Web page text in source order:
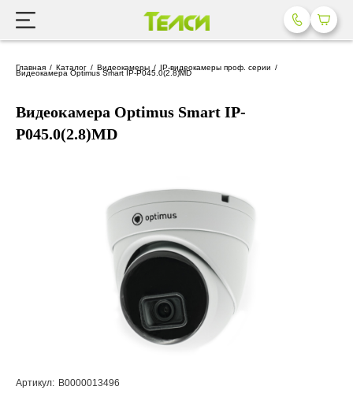
Главная Каталог Видеокамеры IP-видеокамеры проф. серии
Видеокамера Optimus Smart IP-P045.0(2.8)MD
Видеокамера Optimus Smart IP-
P045.0(2.8)MD
Артикул: В0000013496